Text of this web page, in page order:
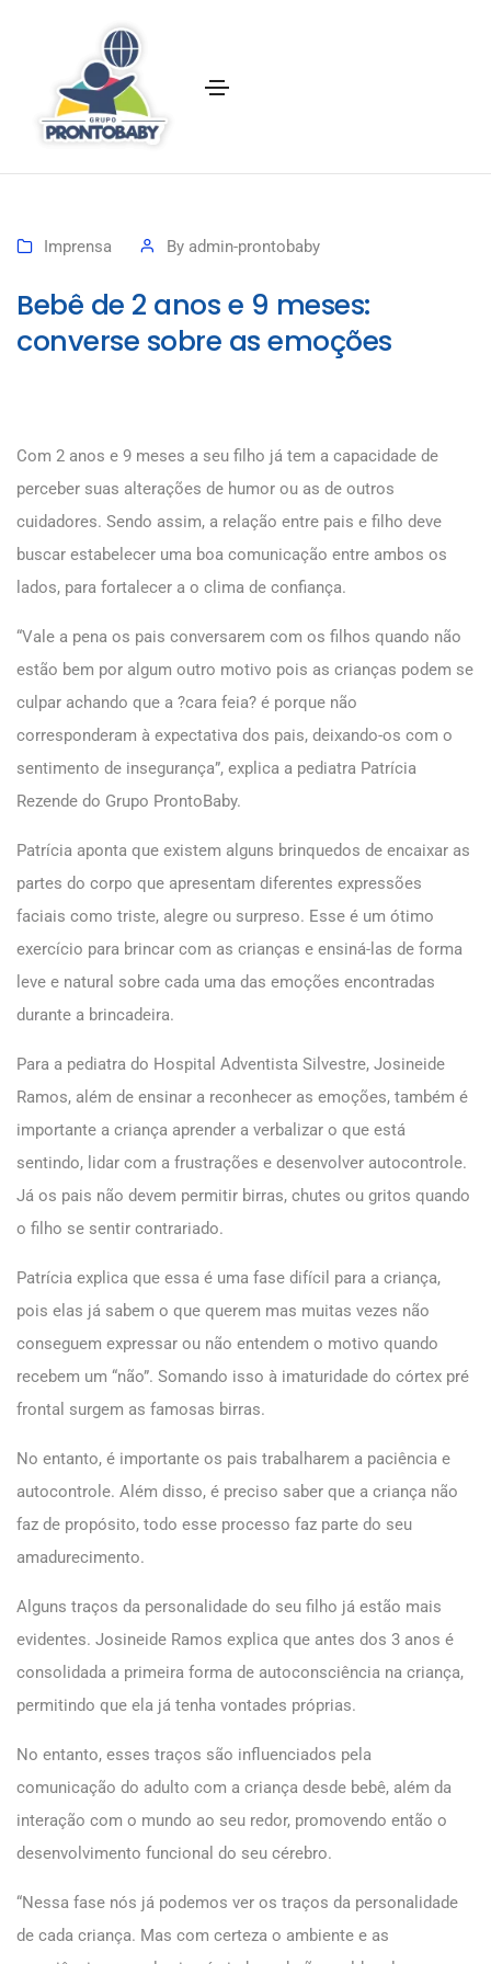
Imprensa By admin-prontobaby
Bebê de 2 anos e 9 meses:
converse sobre as emoções
Com 2 anos e 9 meses a seu filho já tem a capacidade de
perceber suas alterações de humor ou as de outros
cuidadores. Sendo assim, a relação entre pais e filho deve
buscar estabelecer uma boa comunicação entre ambos os
lados, para fortalecer a o clima de confiança.
“Vale a pena os pais conversarem com os filhos quando não
estão bem por algum outro motivo pois as crianças podem se
culpar achando que a ?cara feia? é porque não
corresponderam à expectativa dos pais, deixando-os com o
sentimento de insegurança”, explica a pediatra Patrícia
Rezende do Grupo ProntoBaby.
Patrícia aponta que existem alguns brinquedos de encaixar as
partes do corpo que apresentam diferentes expressões
faciais como triste, alegre ou surpreso. Esse é um ótimo
exercício para brincar com as crianças e ensiná-las de forma
leve e natural sobre cada uma das emoções encontradas
durante a brincadeira.
Para a pediatra do Hospital Adventista Silvestre, Josineide
Ramos, além de ensinar a reconhecer as emoções, também é
importante a criança aprender a verbalizar o que está
sentindo, lidar com a frustrações e desenvolver autocontrole.
Já os pais não devem permitir birras, chutes ou gritos quando
o filho se sentir contrariado.
Patrícia explica que essa é uma fase difícil para a criança,
pois elas já sabem o que querem mas muitas vezes não
conseguem expressar ou não entendem o motivo quando
recebem um “não”. Somando isso à imaturidade do córtex pré
frontal surgem as famosas birras.
No entanto, é importante os pais trabalharem a paciência e
autocontrole. Além disso, é preciso saber que a criança não
faz de propósito, todo esse processo faz parte do seu
amadurecimento.
Alguns traços da personalidade do seu filho já estão mais
evidentes. Josineide Ramos explica que antes dos 3 anos é
consolidada a primeira forma de autoconsciência na criança,
permitindo que ela já tenha vontades próprias.
No entanto, esses traços são influenciados pela
comunicação do adulto com a criança desde bebê, além da
interação com o mundo ao seu redor, promovendo então o
desenvolvimento funcional do seu cérebro.
“Nessa fase nós já podemos ver os traços da personalidade
de cada criança. Mas com certeza o ambiente e as